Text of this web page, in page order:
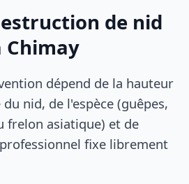
de nid
Chimay
dépend de la hauteur
nid, de l'espèce (guêpes,
frelon asiatique) et de
fixe librement